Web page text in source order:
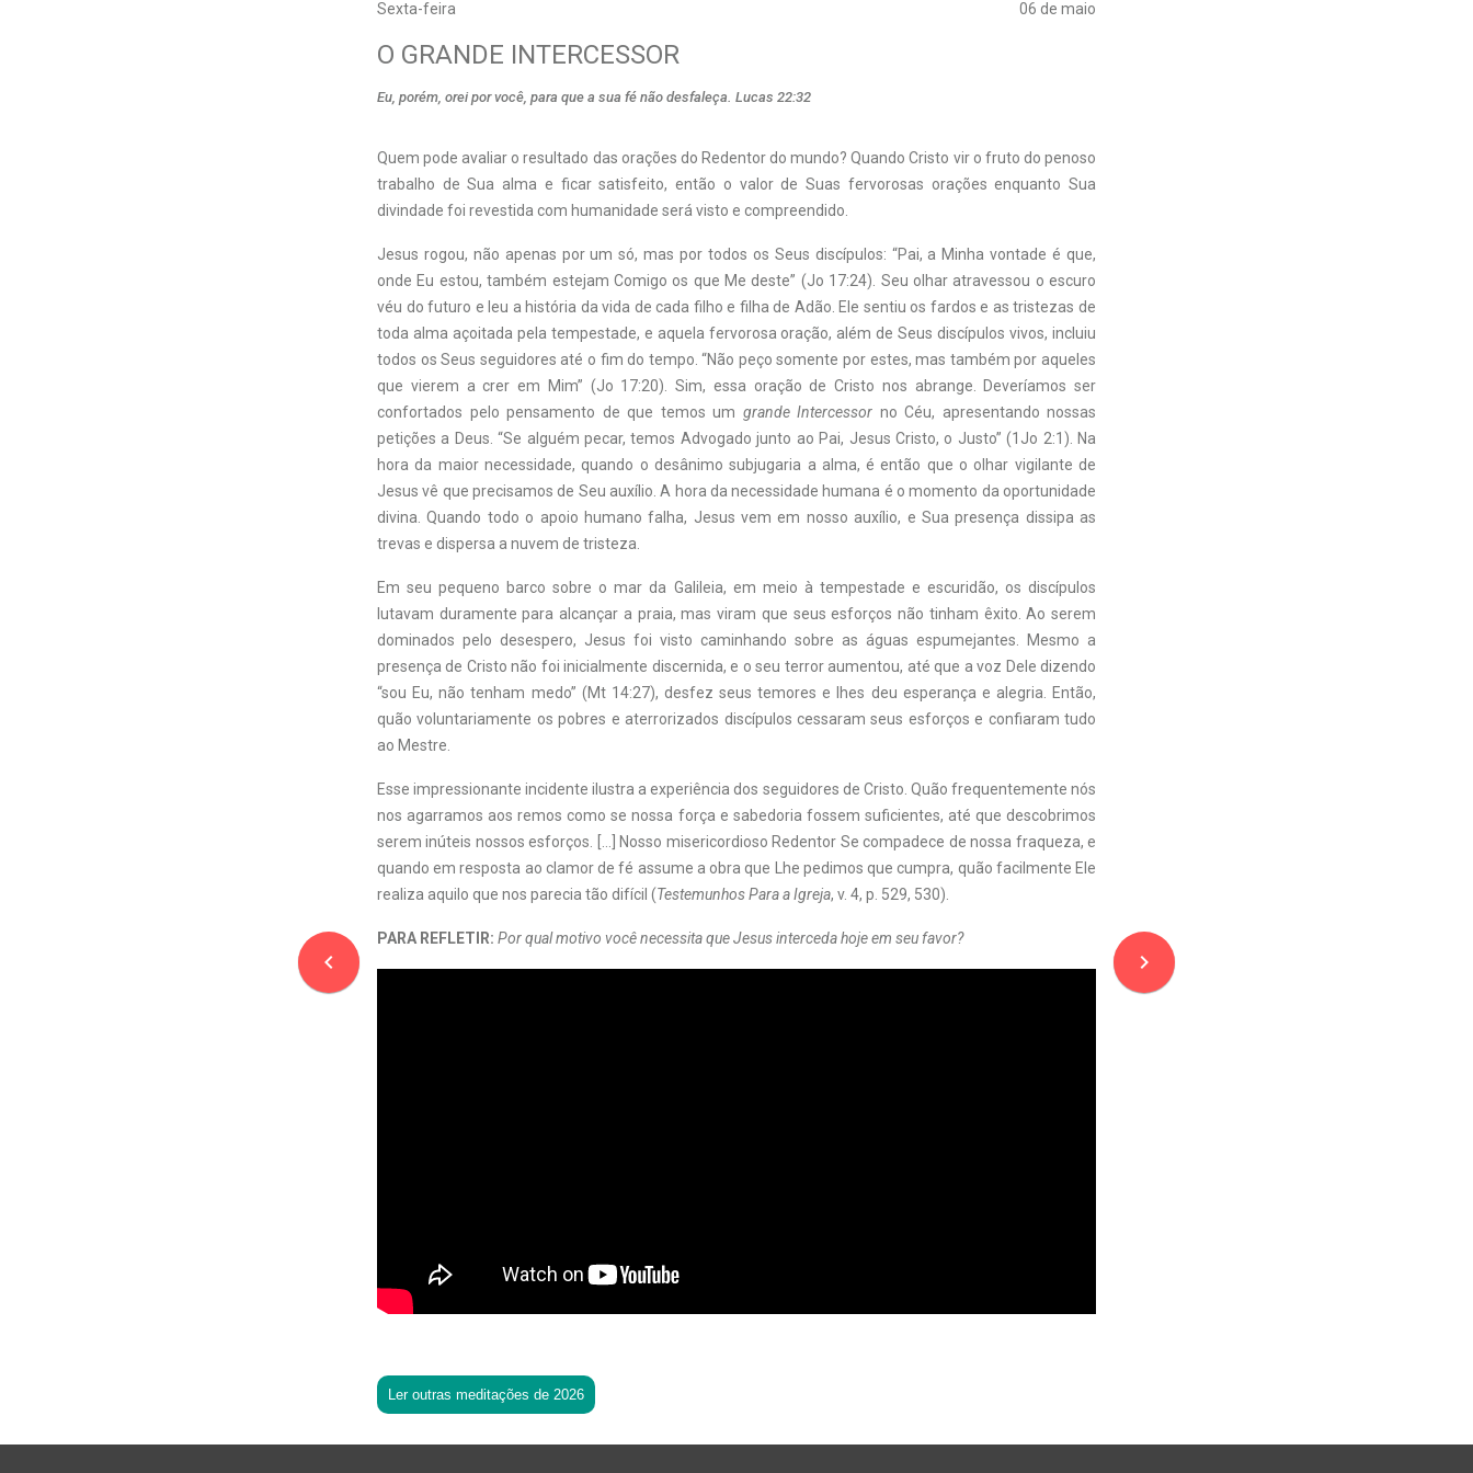
Sexta-feira 06 de maio
navigate_before
O GRANDE INTERCESSOR
Eu, porém, orei por você, para que a sua fé não desfaleça. Lucas 22:32
Quem pode avaliar o resultado das orações do Redentor do mundo? Quando Cristo vir o fruto do penoso
trabalho de Sua alma e ficar satisfeito, então o valor de Suas fervorosas orações enquanto Sua
divindade foi revestida com humanidade será visto e compreendido.
Jesus rogou, não apenas por um só, mas por todos os Seus discípulos: “Pai, a Minha vontade é que,
onde Eu estou, também estejam Comigo os que Me deste” (Jo 17:24). Seu olhar atravessou o escuro
véu do futuro e leu a história da vida de cada filho e filha de Adão. Ele sentiu os fardos e as tristezas de
toda alma açoitada pela tempestade, e aquela fervorosa oração, além de Seus discípulos vivos, incluiu
todos os Seus seguidores até o fim do tempo. “Não peço somente por estes, mas também por aqueles
que vierem a crer em Mim” (Jo 17:20). Sim, essa oração de Cristo nos abrange. Deveríamos ser
confortados pelo pensamento de que temos um grande Intercessor no Céu, apresentando nossas
petições a Deus. “Se alguém pecar, temos Advogado junto ao Pai, Jesus Cristo, o Justo” (1Jo 2:1). Na
hora da maior necessidade, quando o desânimo subjugaria a alma, é então que o olhar vigilante de
Jesus vê que precisamos de Seu auxílio. A hora da necessidade humana é o momento da oportunidade
divina. Quando todo o apoio humano falha, Jesus vem em nosso auxílio, e Sua presença dissipa as
trevas e dispersa a nuvem de tristeza.
Em seu pequeno barco sobre o mar da Galileia, em meio à tempestade e escuridão, os discípulos
lutavam duramente para alcançar a praia, mas viram que seus esforços não tinham êxito. Ao serem
dominados pelo desespero, Jesus foi visto caminhando sobre as águas espumejantes. Mesmo a
presença de Cristo não foi inicialmente discernida, e o seu terror aumentou, até que a voz Dele dizendo
“sou Eu, não tenham medo” (Mt 14:27), desfez seus temores e lhes deu esperança e alegria. Então,
quão voluntariamente os pobres e aterrorizados discípulos cessaram seus esforços e confiaram tudo
ao Mestre.
Esse impressionante incidente ilustra a experiência dos seguidores de Cristo. Quão frequentemente nós
nos agarramos aos remos como se nossa força e sabedoria fossem suficientes, até que descobrimos
serem inúteis nossos esforços. […] Nosso misericordioso Redentor Se compadece de nossa fraqueza, e
quando em resposta ao clamor de fé assume a obra que Lhe pedimos que cumpra, quão facilmente Ele
realiza aquilo que nos parecia tão difícil (Testemunhos Para a Igreja, v. 4, p. 529, 530).
PARA REFLETIR: Por qual motivo você necessita que Jesus interceda hoje em seu favor?
Ler outras meditações de 2026
navigate_next